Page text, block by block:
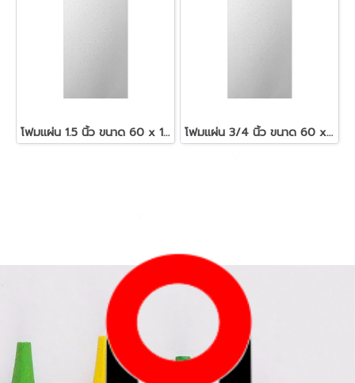
โฟมแผ่น 1.5 นิ้ว ขนาด 60 x 120 ซม.สีขาว โฟมแผ่น 3/4 นิ้ว ขนาด 60 x 120 ซม.สีขาว